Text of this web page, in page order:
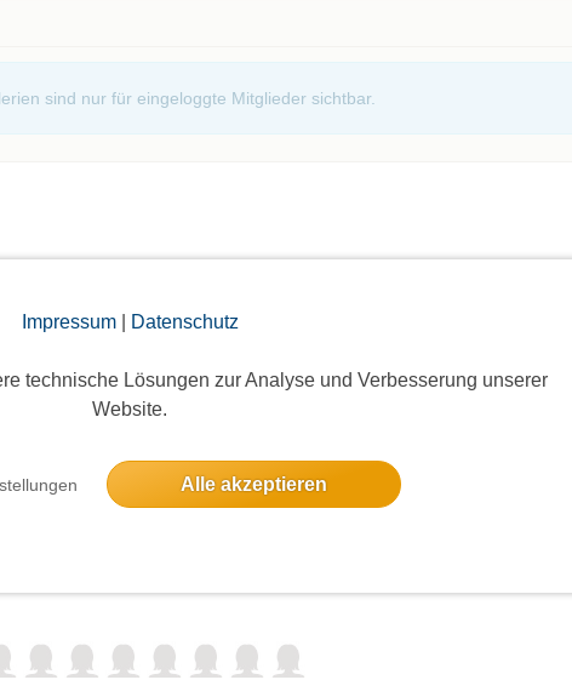
Impressum| Datenschutz
technische Lösungen zur Analyse und Verbesserung unserer
Website.
Alle akzeptieren
sind nur für eingeloggte Mitglieder sichtbar.
nach Lübeck